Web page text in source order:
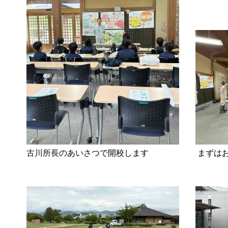
古川所長のあいさつで開校します まずはお